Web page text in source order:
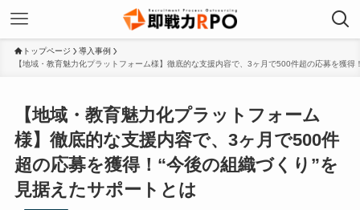
トップページ
導入事例
【地域・教育魅力化プラットフォーム様】徹底的な支援内容で、3ヶ月で500件超の応募を獲得
【地域・教育魅力化プラットフォーム
様】徹底的な支援内容で、3ヶ月で500件
超の応募を獲得！“今後の組織づくり”を
見据えたサポートとは